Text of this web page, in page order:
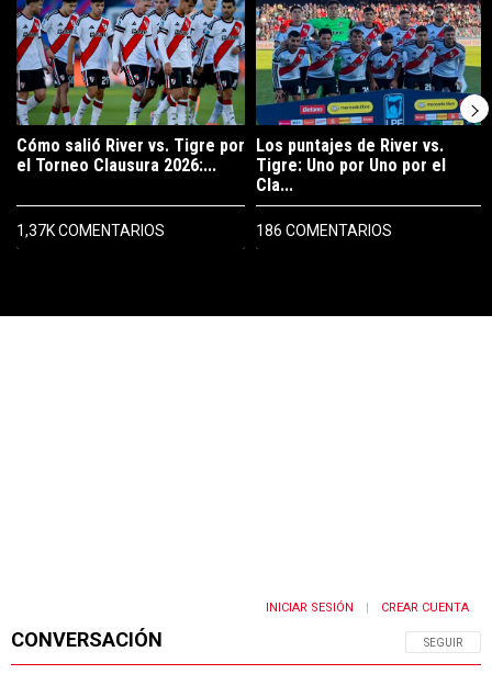
Cómo salió River vs. Tigre por
el Torneo Clausura 2026:...
1,37K COMENTARIOS
Los puntajes de River vs.
Tigre: Uno por Uno por el
Cla...
186 COMENTARIOS
CONVERSACIÓN SIGA ESTA
SEGUIR
INICIAR SESIÓN CREAR CUENTA